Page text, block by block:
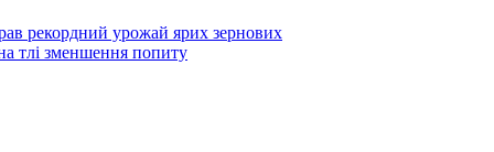
рекордний урожай ярих зернових
тлі зменшення попиту